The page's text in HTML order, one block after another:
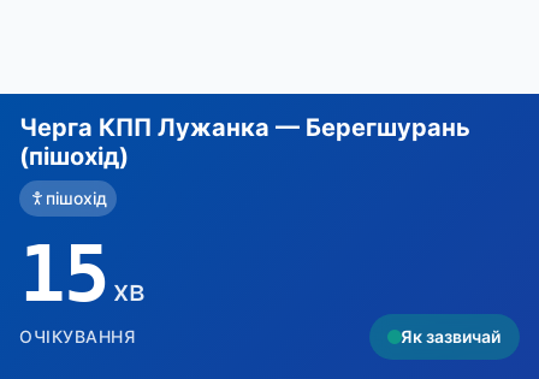
Черга КПП Лужанка — Берегшурань
(пішохід)
пішохід
15 хв
ОЧІКУВАННЯ Як зазвичай